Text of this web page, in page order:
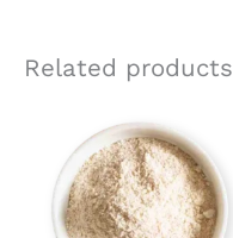
Related products